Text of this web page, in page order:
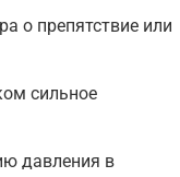
о препятствие или
сильное
давления в